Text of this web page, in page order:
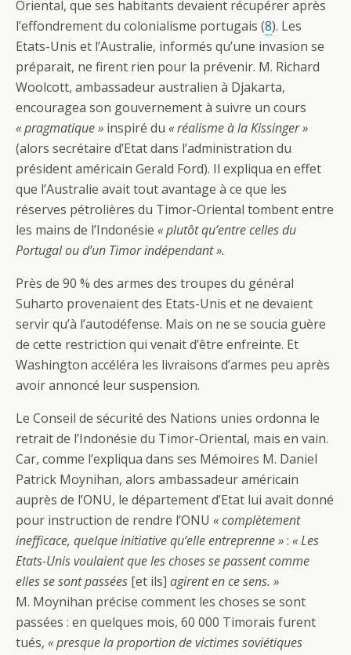
Oriental, que ses habitants devaient récupérer après
l’effondrement du colonialisme portugais (8). Les
Etats-Unis et l’Australie, informés qu’une invasion se
préparait, ne firent rien pour la prévenir. M. Richard
Woolcott, ambassadeur australien à Djakarta,
encouragea son gouvernement à suivre un cours
« pragmatique » inspiré du « réalisme à la Kissinger »
(alors secrétaire d’Etat dans l’administration du
président américain Gerald Ford). Il expliqua en effet
que l’Australie avait tout avantage à ce que les
réserves pétrolières du Timor-Oriental tombent entre
les mains de l’Indonésie « plutôt qu’entre celles du
Portugal ou d’un Timor indépendant ».
Près de 90 % des armes des troupes du général
Suharto provenaient des Etats-Unis et ne devaient
servir qu’à l’autodéfense. Mais on ne se soucia guère
de cette restriction qui venait d’être enfreinte. Et
Washington accéléra les livraisons d’armes peu après
avoir annoncé leur suspension.
Le Conseil de sécurité des Nations unies ordonna le
retrait de l’Indonésie du Timor-Oriental, mais en vain.
Car, comme l’expliqua dans ses Mémoires M. Daniel
Patrick Moynihan, alors ambassadeur américain
auprès de l’ONU, le département d’Etat lui avait donné
pour instruction de rendre l’ONU « complètement
inefficace, quelque initiative qu’elle entreprenne »: « Les
Etats-Unis voulaient que les choses se passent comme
elles se sont passées [et ils] agirent en ce sens. »
M. Moynihan précise comment les choses se sont
passées : en quelques mois, 60 000 Timorais furent
tués, « presque la proportion de victimes soviétiques